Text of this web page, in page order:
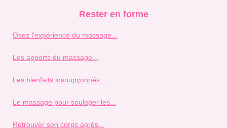
Rester en forme
Osez l'expérience du massage...
Les apports du massage...
Les bienfaits insoupçonnés...
Le massage pour soulager les...
Retrouver son corps après...